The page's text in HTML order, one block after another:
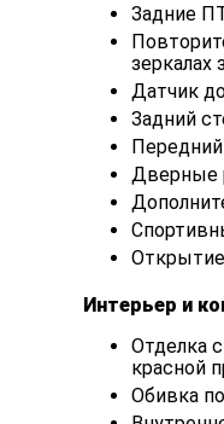
Задние
зеркалах
Датчик
Задний
Дверные
Интерьер и
Отделка
красной
Обивка